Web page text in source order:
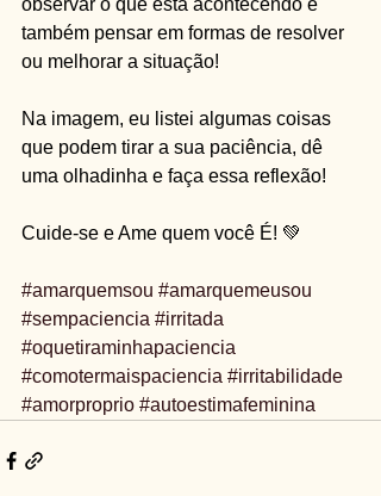
observar o que está acontecendo e
também pensar em formas de resolver
ou melhorar a situação!
Na imagem, eu listei algumas coisas
que podem tirar a sua paciência, dê
uma olhadinha e faça essa reflexão!
Cuide-se e Ame quem você É! 💚
#amarquemsou #amarquemeusou
#sempaciencia #irritada
#oquetiraminhapaciencia
#comotermaispaciencia #irritabilidade
#amorproprio #autoestimafeminina